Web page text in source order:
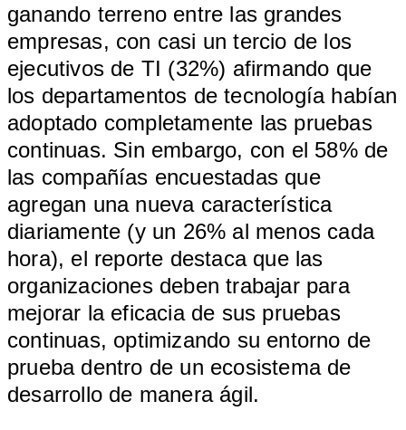
ganando terreno entre las grandes
empresas, con casi un tercio de los
ejecutivos de TI (32%) afirmando que
los departamentos de tecnología habían
adoptado completamente las pruebas
continuas. Sin embargo, con el 58% de
las compañías encuestadas que
agregan una nueva característica
diariamente (y un 26% al menos cada
hora), el reporte destaca que las
organizaciones deben trabajar para
mejorar la eficacia de sus pruebas
continuas, optimizando su entorno de
prueba dentro de un ecosistema de
desarrollo de manera ágil.